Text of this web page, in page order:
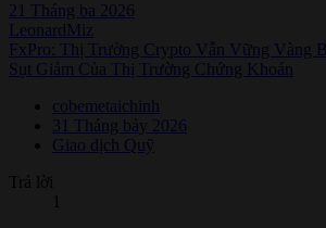
21 Tháng ba 2026
LeonardMiz
FxPro: Thị Trường Crypto Vẫn Vững Vàng
Sụt Giảm Của Thị Trường Chứng Khoán
cobemetaichinh
31 Tháng bảy 2026
Giao dịch Quỹ
Trả lời